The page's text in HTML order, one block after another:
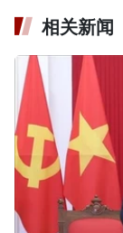
相关新闻